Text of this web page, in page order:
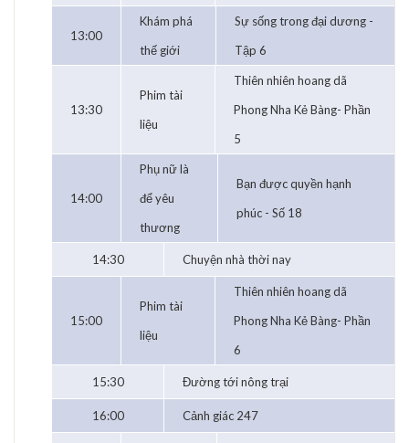
13:00
Khám phá
thế giới
Sự sống trong đại dương -
Tập 6
13:30
Phim tài
liệu
Thiên nhiên hoang dã
Phong Nha Kẻ Bàng- Phần
5
14:00
Phụ nữ là
để yêu
thương
Bạn được quyền hạnh
phúc - Số 18
14:30 Chuyện nhà thời nay
15:00
Phim tài
liệu
Thiên nhiên hoang dã
Phong Nha Kẻ Bàng- Phần
6
15:30 Đường tới nông trại
16:00 Cảnh giác 247